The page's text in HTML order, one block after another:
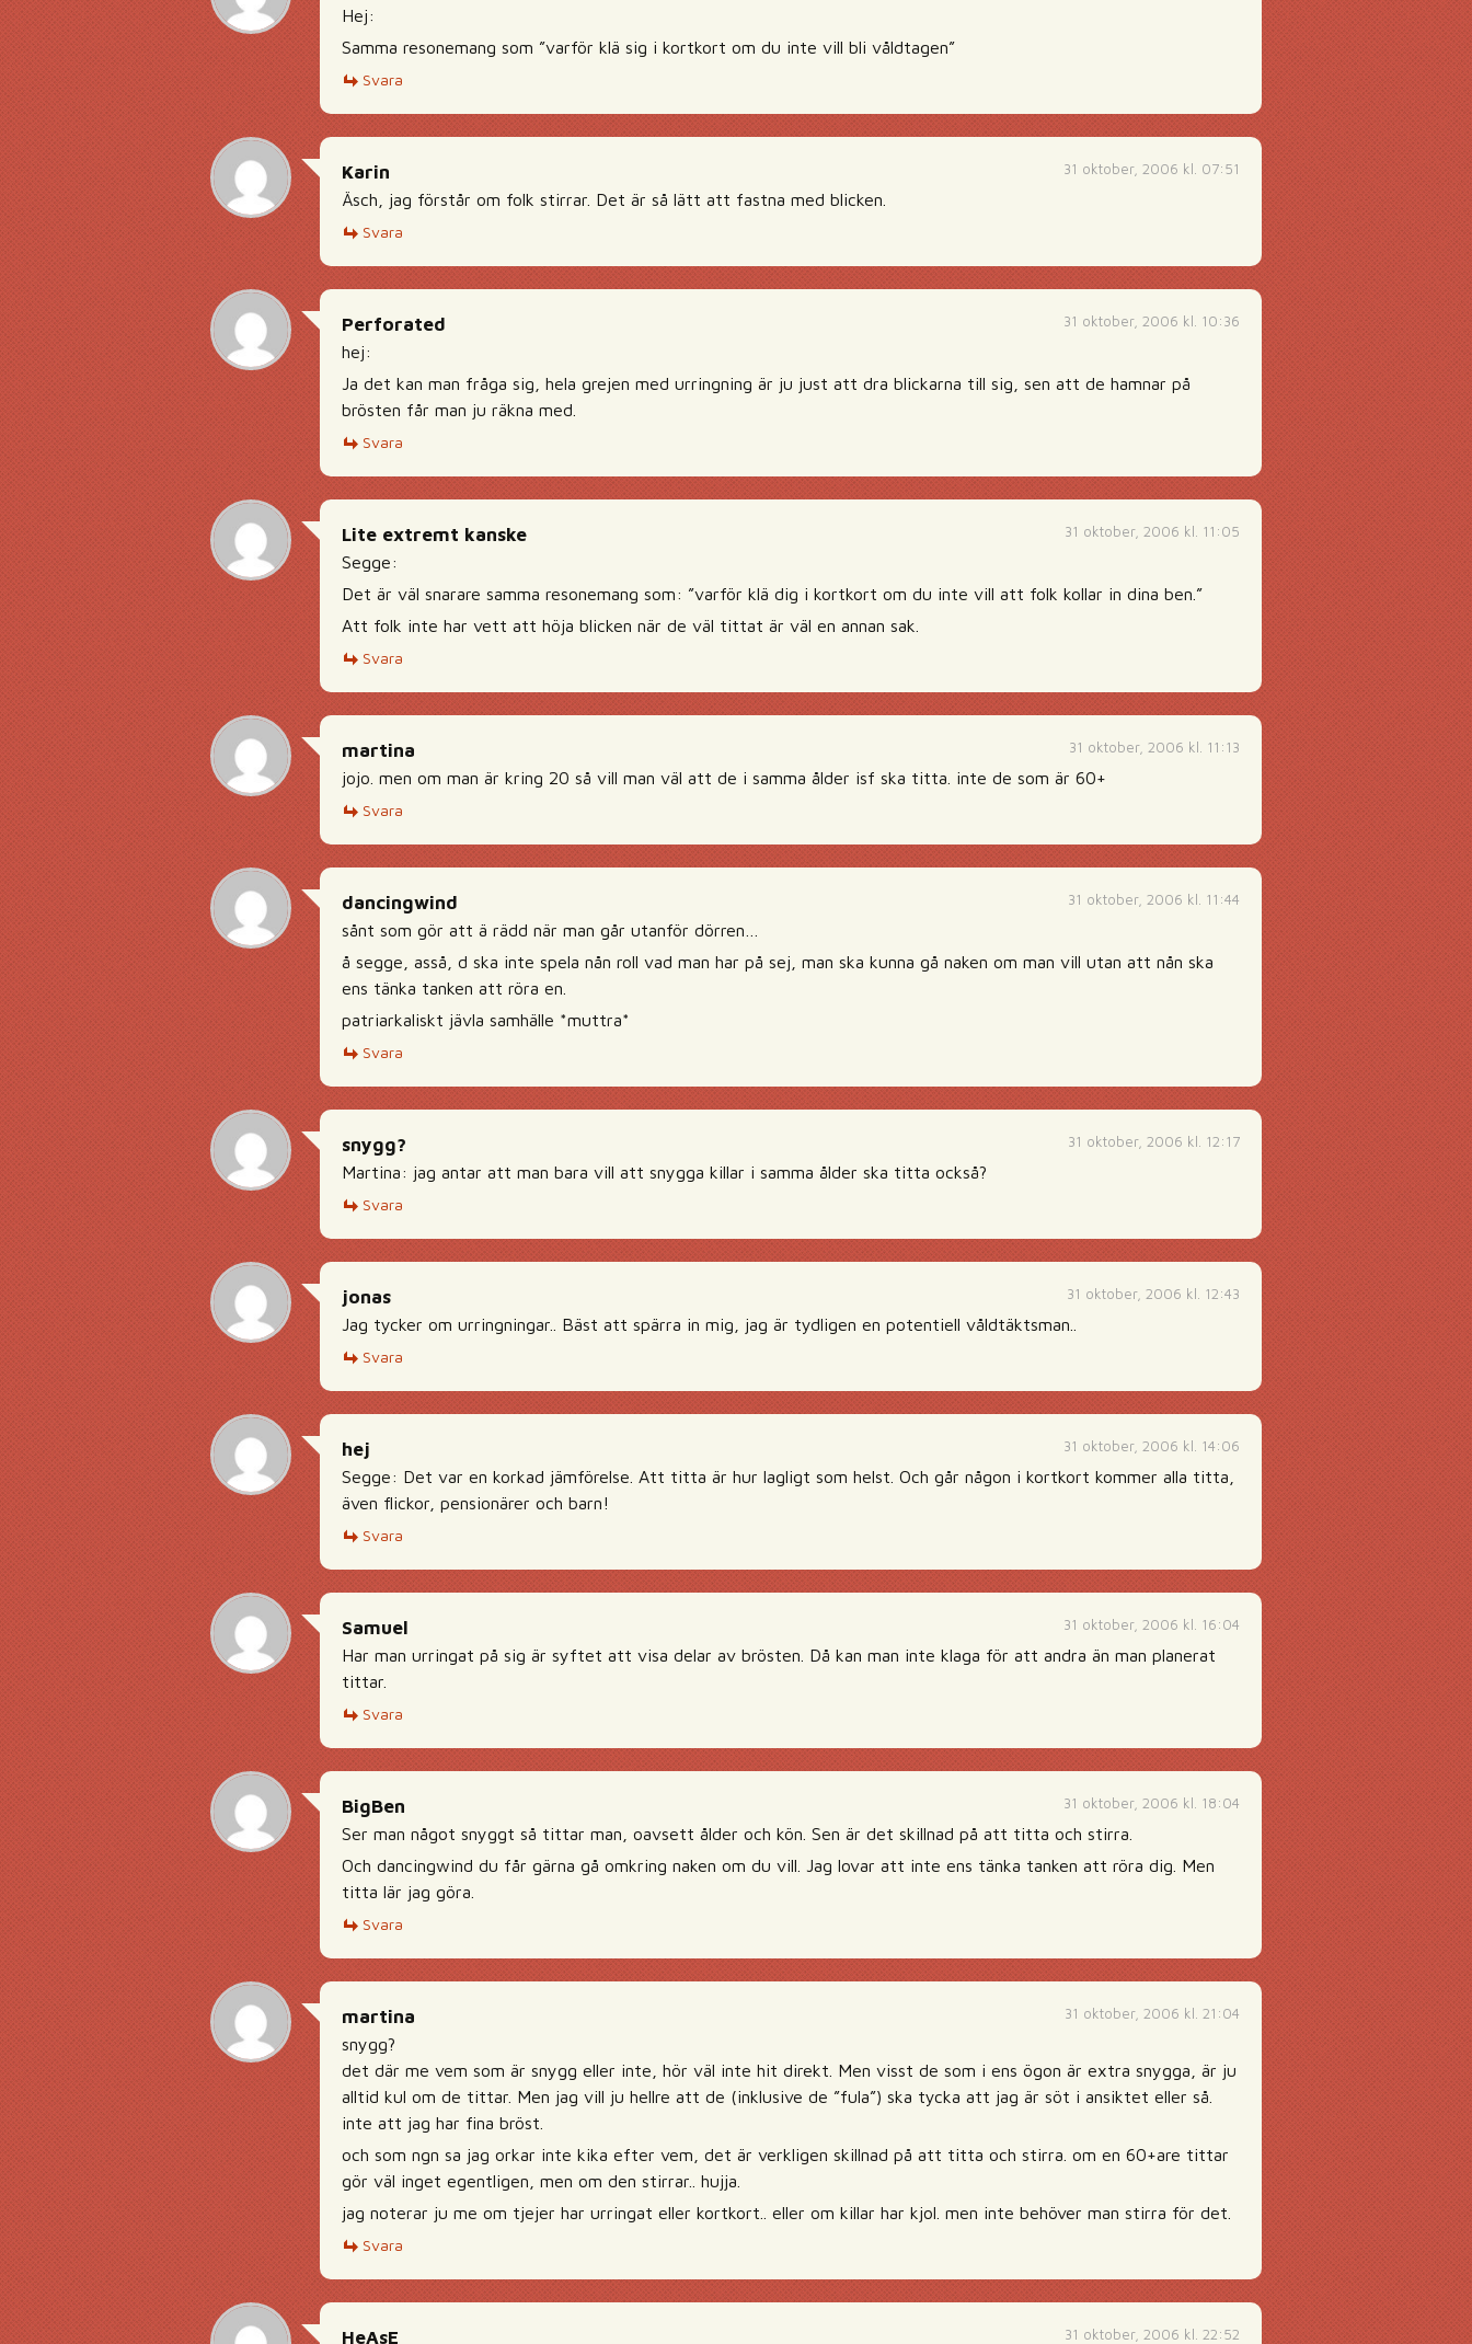
Hej:
Samma resonemang som ”varför klä sig i kortkort om du inte vill bli våldtagen”
Svara
31 oktober, 2006 kl. 07:51
Karin
Äsch, jag förstår om folk stirrar. Det är så lätt att fastna med blicken.
Svara
31 oktober, 2006 kl. 10:36
Perforated
hej:
Ja det kan man fråga sig, hela grejen med urringning är ju just att dra blickarna till sig, sen att de hamnar på
brösten får man ju räkna med.
Svara
31 oktober, 2006 kl. 11:05
Lite extremt kanske
Segge:
Det är väl snarare samma resonemang som: ”varför klä dig i kortkort om du inte vill att folk kollar in dina ben.”
Att folk inte har vett att höja blicken när de väl tittat är väl en annan sak.
Svara
31 oktober, 2006 kl. 11:13
martina
jojo. men om man är kring 20 så vill man väl att de i samma ålder isf ska titta. inte de som är 60+
Svara
31 oktober, 2006 kl. 11:44
dancingwind
sånt som gör att ä rädd när man går utanför dörren…
å segge, asså, d ska inte spela nån roll vad man har på sej, man ska kunna gå naken om man vill utan att nån ska
ens tänka tanken att röra en.
patriarkaliskt jävla samhälle *muttra*
Svara
31 oktober, 2006 kl. 12:17
snygg?
Martina: jag antar att man bara vill att snygga killar i samma ålder ska titta också?
Svara
31 oktober, 2006 kl. 12:43
jonas
Jag tycker om urringningar.. Bäst att spärra in mig, jag är tydligen en potentiell våldtäktsman..
Svara
31 oktober, 2006 kl. 14:06
hej
Segge: Det var en korkad jämförelse. Att titta är hur lagligt som helst. Och går någon i kortkort kommer alla titta,
även flickor, pensionärer och barn!
Svara
31 oktober, 2006 kl. 16:04
Samuel
Har man urringat på sig är syftet att visa delar av brösten. Då kan man inte klaga för att andra än man planerat
tittar.
Svara
31 oktober, 2006 kl. 18:04
BigBen
Ser man något snyggt så tittar man, oavsett ålder och kön. Sen är det skillnad på att titta och stirra.
Och dancingwind du får gärna gå omkring naken om du vill. Jag lovar att inte ens tänka tanken att röra dig. Men
titta lär jag göra.
Svara
31 oktober, 2006 kl. 21:04
martina
snygg?
det där me vem som är snygg eller inte, hör väl inte hit direkt. Men visst de som i ens ögon är extra snygga, är ju
alltid kul om de tittar. Men jag vill ju hellre att de (inklusive de ”fula”) ska tycka att jag är söt i ansiktet eller så.
inte att jag har fina bröst.
och som ngn sa jag orkar inte kika efter vem, det är verkligen skillnad på att titta och stirra. om en 60+are tittar
gör väl inget egentligen, men om den stirrar.. hujja.
jag noterar ju me om tjejer har urringat eller kortkort.. eller om killar har kjol. men inte behöver man stirra för det.
Svara
31 oktober, 2006 kl. 22:52
HeAsE